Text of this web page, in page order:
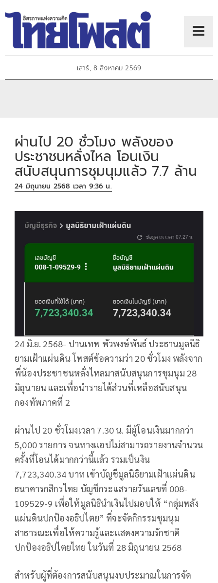
เสาร์, 8 สิงหาคม 2569
ผ่านไป 20 ชั่วโมง พลังของ
ประชาชนหลั่งไหล โอนเงิน
สนับสนุนการชุมนุมแล้ว 7.7 ล้าน
24 มิถุนายน 2568 เวลา 9:36 น.
24 มิ.ย. 2568- ปานเทพ พัวพงษ์พันธ์ ประธานมูลนิธิ
ยามเฝ้าแผ่นดิน โพสต์ข้อความว่า 20 ชั่วโมง พลังจาก
พี่น้องประชาชนหลั่งไหลมาสนับสนุนการชุมนุม 28
มิถุนายน และเพื่อนำรายได้ส่วนที่เหลือสนับสนุน
กองทัพภาคที่ 2
ผ่านไป 20 ชั่วโมงเวลา 7.30 น. มีผู้โอนเงินมากกว่า
5,000 รายการ จนทางแอปไม่สามารถรายงานจำนวน
ครั้งที่โอนได้มากกว่านี้แล้ว รวมเป็นงิน
7,723,340.34 บาท เข้าบัญชีมูลนิธิยามเฝ้าแผ่นดิน
ธนาคารกสิกรไทย บัญชีกระแสรายวันเลขที่ 008-
109529-9 เพื่อให้มูลนิธินำเงินไปมอบให้ “กลุ่มพลัง
แผ่นดินปกป้องอธิปไตย” ที่จะจัดกิกรรมชุมนุม
สาธารณะเพื่อให้ความรู้และแสดงความรักชาติ
ปกป้องอธิปไตยไทย ในวันที่ 28 มิถุนายน 2568
สำหรับผู้ที่ต้องการสนับสนุนงบประมาณในการจัด